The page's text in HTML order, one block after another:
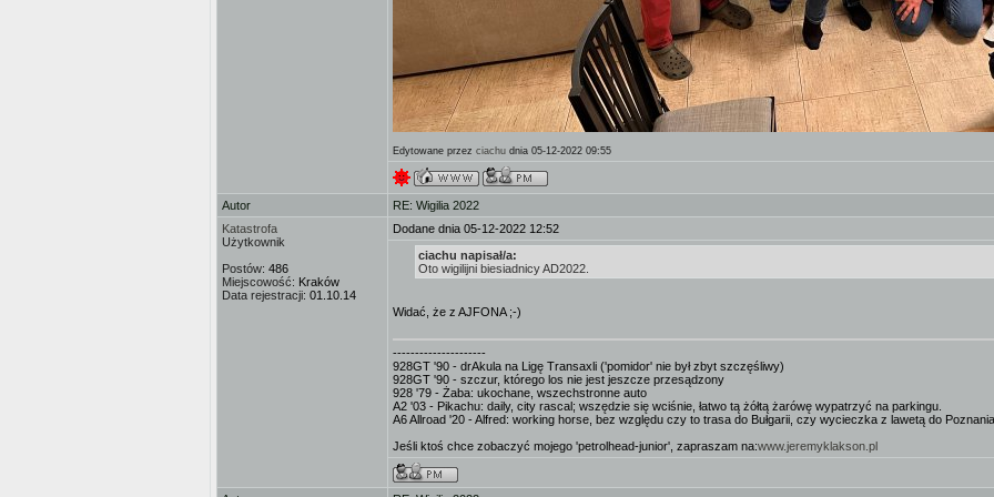
Edytowane przez ciachu dnia 05-12-2022 09:55
Autor
RE: Wigilia 2022
Katastrofa
Użytkownik
Postów: 486
Miejscowość: Kraków
Data rejestracji: 01.10.14
Dodane dnia 05-12-2022 12:52
ciachu napisał/a:
Oto wigilijni biesiadnicy AD2022.
Widać, że z AJFONA ;-)
---------------------
928GT '90 - drAkula na Ligę Transaxli ('pomidor' nie był zbyt szczęśliwy)
928GT '90 - szczur, którego los nie jest jeszcze przesądzony
928 '79 - Żaba: ukochane, wszechstronne auto
A2 '03 - Pikachu: daily, city rascal; wszędzie się wciśnie, łatwo tą żółtą żarówę wypatrzyć na parkingu.
A6 Allroad '20 - Alfred: working horse, bez względu czy to trasa do Bułgarii, czy wycieczka z lawetą do Poznania
Jeśli ktoś chce zobaczyć mojego 'petrolhead-junior', zapraszam na:www.jeremyklakson.pl